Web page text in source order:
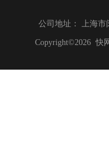
公司地址： 上海市
Copyright©2026 快